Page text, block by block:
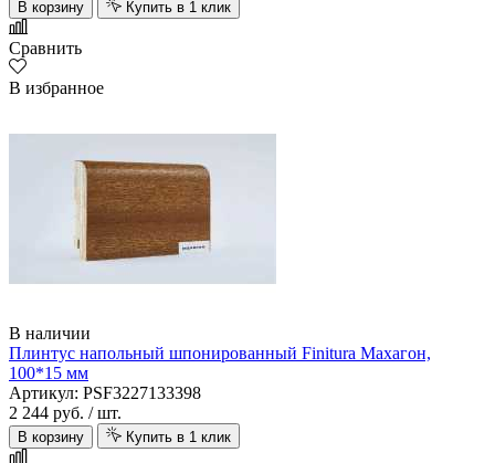
В корзину Купить в 1 клик
Сравнить
В избранное
В наличии
Плинтус напольный шпонированный Finitura Махагон,
100*15 мм
Артикул: PSF3227133398
2 244 руб. / шт.
В корзину Купить в 1 клик